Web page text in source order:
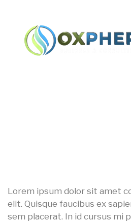
Lorem ipsum dolor sit amet
elit. Quisque faucibus ex
sem placerat. In id cursus mi